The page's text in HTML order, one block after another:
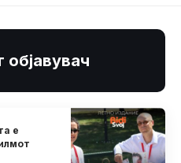
објавувач
е